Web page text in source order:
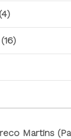
(4)
(16)
Martins